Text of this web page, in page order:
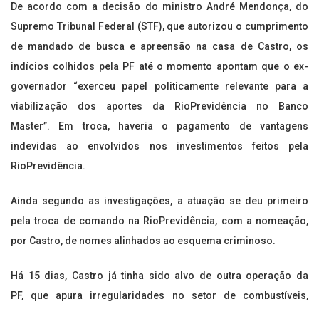
De acordo com a decisão do ministro André Mendonça, do
Supremo Tribunal Federal (STF), que autorizou o cumprimento
de mandado de busca e apreensão na casa de Castro, os
indícios colhidos pela PF até o momento apontam que o ex-
governador “exerceu papel politicamente relevante para a
viabilização dos aportes da RioPrevidência no Banco
Master”. Em troca, haveria o pagamento de vantagens
indevidas ao envolvidos nos investimentos feitos pela
RioPrevidência.
Ainda segundo as investigações, a atuação se deu primeiro
pela troca de comando na RioPrevidência, com a nomeação,
por Castro, de nomes alinhados ao esquema criminoso.
Há 15 dias, Castro já tinha sido alvo de outra operação da
PF, que apura irregularidades no setor de combustíveis,